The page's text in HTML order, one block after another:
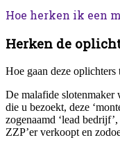
Hoe herken ik een
Herken de
Hoe gaan deze
De malafide slotenmaker
die u bezoekt, deze
zogenaamd ‘lead
ZZP’er verkoopt en